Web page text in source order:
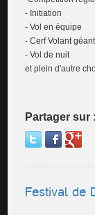
- Initiation
- Vol en équipe
- Cerf Volant géant
- Vol de nuit
et plein d'autre
Partager sur :
Festival de